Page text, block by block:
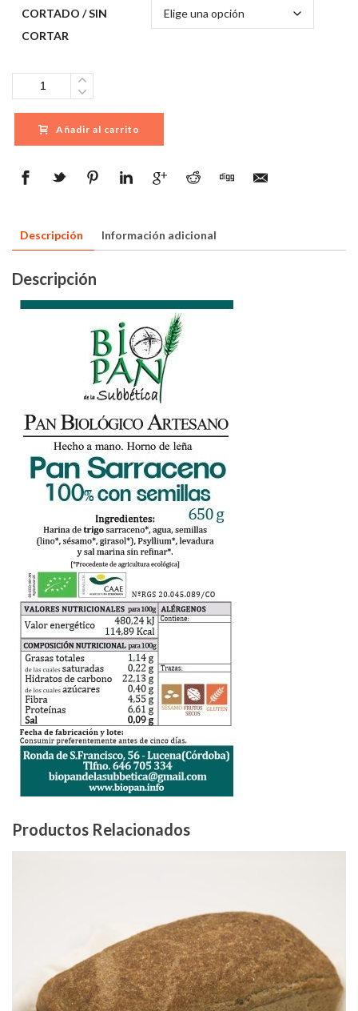
CORTADO / SIN
CORTAR
Cantidad
Añadir al carrito
Descripción Información adicional
Descripción
Productos Relacionados